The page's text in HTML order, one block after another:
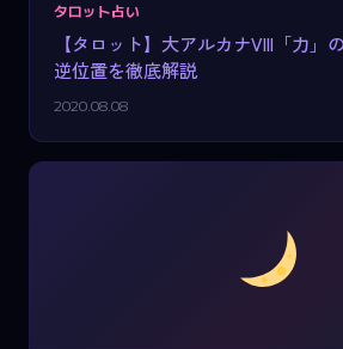
タロット占い
【タロット】大アルカナVIII「力」
逆位置を徹底解説
2020.08.08